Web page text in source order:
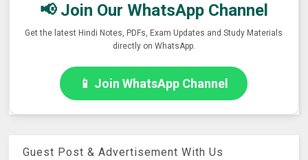
📢 Join Our WhatsApp Channel
Get the latest Hindi Notes, PDFs, Exam Updates and Study Materials
directly on WhatsApp.
📱 Join WhatsApp Channel
Guest Post & Advertisement With Us